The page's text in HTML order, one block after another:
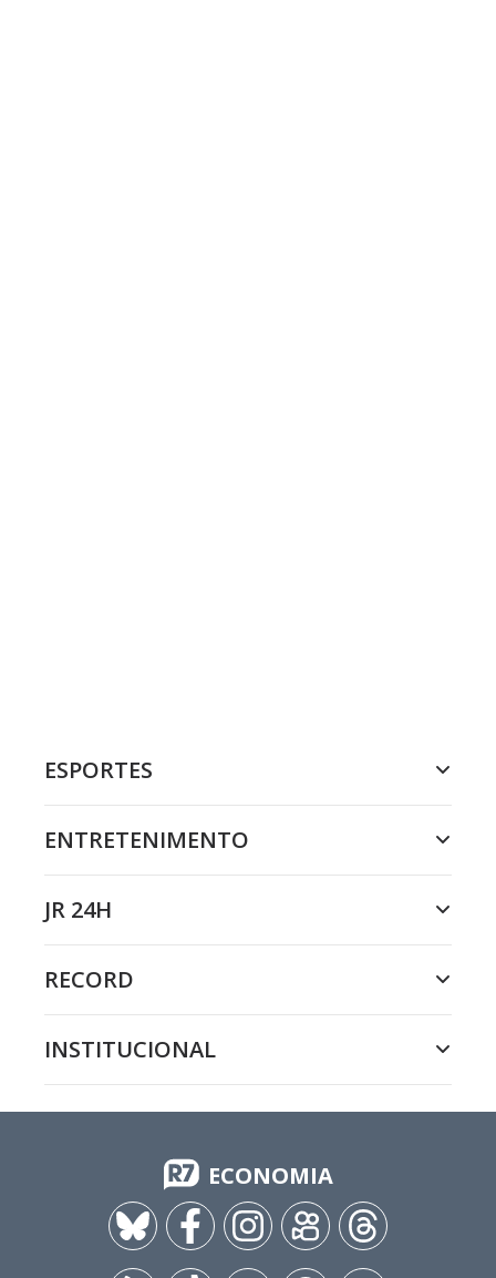
ESPORTES
ENTRETENIMENTO
JR 24H
RECORD
INSTITUCIONAL
ECONOMIA